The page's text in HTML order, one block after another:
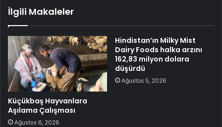
İlgili Makaleler
Küçükbaş Hayvanlara
Aşılama Çalışması
Ağustos 6, 2026
Hindistan’ın Milky Mist
Dairy Foods halka arzını
162,83 milyon dolara
düşürdü
Ağustos 5, 2026